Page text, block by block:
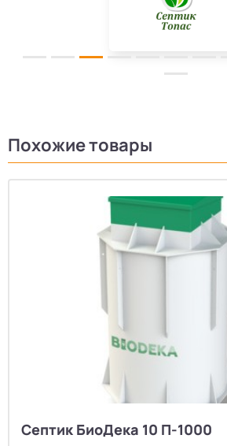
Похожие товары
Септик БиоДека 10 П-1000